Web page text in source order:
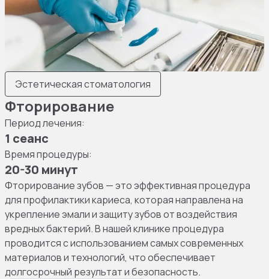
Эстетическая стоматология
Фторирование
Период лечения:
1 сеанс
Время процедуры:
20-30 минут
Фторирование зубов — это эффективная процедура
для профилактики кариеса, которая направлена на
укрепление эмали и защиту зубов от воздействия
вредных бактерий. В нашей клинике процедура
проводится с использованием самых современных
материалов и технологий, что обеспечивает
долгосрочный результат и безопасность.